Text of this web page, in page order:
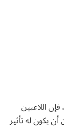
اللاعبين
يكون له تأثير